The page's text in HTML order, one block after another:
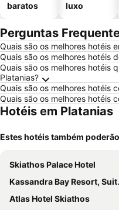
baratos
luxo
Perguntas
Quais são os melhores hotéis
Quais são os melhores hotéis
Quais são os melhores hotéis
Platanias?
Quais são os melhores hotéis
Quais são os melhores hotéis
Hotéis em Platanias
Estes hotéis também
Skiathos Palace Hotel
Kassandra Bay Resort, Suites & Spa
Atlas Hotel Skiathos